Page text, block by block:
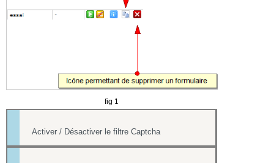
fig 1
Activer / Désactiver le filtre Captcha